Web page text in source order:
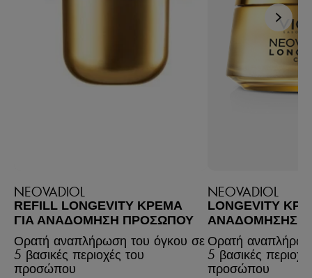
NEOVADIOL
REFILL LONGEVITY ΚΡΈΜΑ
ΓΙΑ ΑΝΑΔΌΜΗΣΗ ΠΡΟΣΏΠΟΥ
Ορατή αναπλήρωση του όγκου σε
5 βασικές περιοχές του
προσώπου
NEOVADIOL
LONGEVITY
ΑΝΑΔΌΜΗΣΗΣ
Ορατή
5 βασικές
προσώπου